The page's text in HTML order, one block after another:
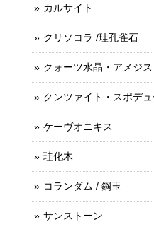
カルサイト
クリソコラ /珪孔雀石
クォーツ水晶・アメジス
クンツァイト・スポデ
ケーヴオニキス
珪化木
コランダム / 鋼玉
サンストーン